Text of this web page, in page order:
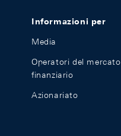
Informazioni per
Media
Operatori del mercato
finanziario
Azionariato